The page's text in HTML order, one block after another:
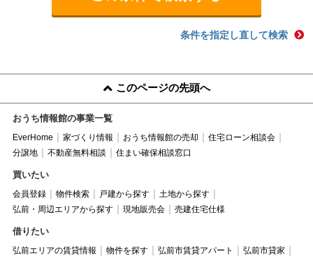
条件を指定し直して検索
このページの先頭へ
おうち情報館の事業一覧
EverHome 家づくり情報 おうち情報館の売却
住宅ローン相談会
分譲地
不動産無料相談 住まい確保相談窓口
買いたい
会員登録 物件検索 戸建から探す
土地から探す
弘前・周辺エリアから探す
現地販売会 売建住宅仕様
借りたい
弘前エリアの賃貸情報 物件を探す 弘前市賃貸アパート
弘前市貸家